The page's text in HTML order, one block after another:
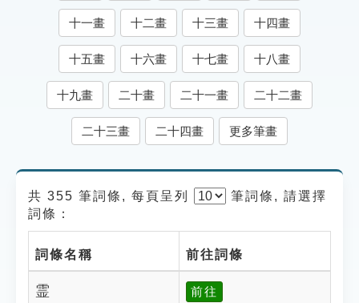
單字索引
生命大百科索引
遊戲專區
貓頭鷹博士
十一畫 十二畫 十三畫 十四畫
十五畫 十六畫 十七畫 十八畫
十九畫 二十畫 二十一畫 二十二畫
二十三畫 二十四畫 更多筆畫
共 355 筆詞條, 每頁呈列 筆詞條, 請選擇
詞條：
詞條名稱 前往詞條
霊 前往